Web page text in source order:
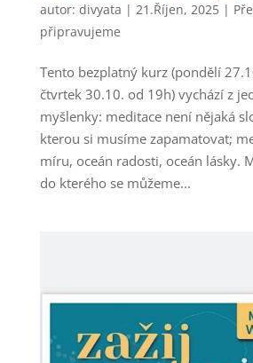
autor: divyata | 21.Říjen, 2025|
připravujeme
Tento bezplatný kurz (pondělí
čtvrtek 30.10. od 19h) vychází z
myšlenky: meditace není nějaká
kterou si musíme zapamatovat;
míru, oceán radosti, oceán lásky.
do kterého se můžeme...